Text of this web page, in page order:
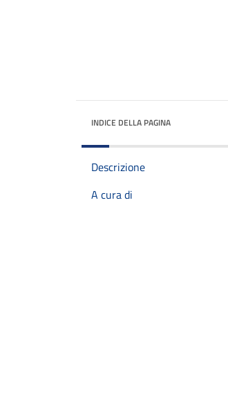
INDICE DELLA PAGINA
Descrizione
A cura di